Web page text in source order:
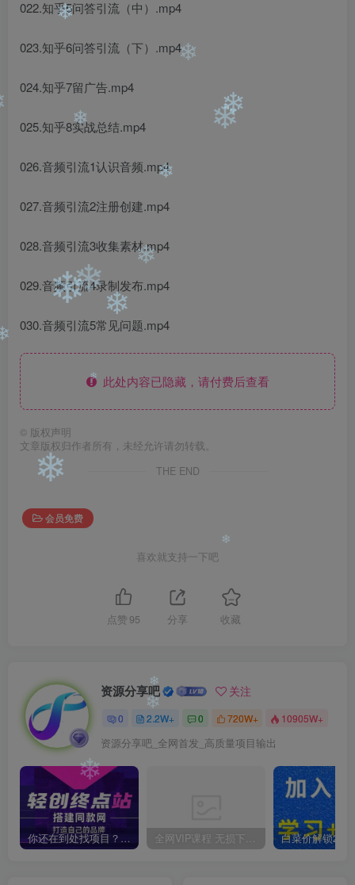
022.知乎5问答引流（中）.mp4
023.知乎6问答引流（下）.mp4
024.知乎7留广告.mp4
025.知乎8实战总结.mp4
026.音频引流1认识音频.mp4
027.音频引流2注册创建.mp4
028.音频引流3收集素材.mp4
029.音频引流4录制发布.mp4
030.音频引流5常见问题.mp4
此处内容已隐藏，请付费后查看
© 版权声明
文章版权归作者所有，未经允许请勿转载。
THE END
会员免费
喜欢就支持一下吧
点赞 95 分享 收藏
资源分享吧 关注
0 2.2W+ 0 720W+ 10905W+
资源分享吧_全网首发_高质量项目输出
你还在到处找项目？还在当韭菜？我靠卖项目一个月收入5万+，曾经我也是个失败者。 全网VIP课程 无损下载~
❄
❄
❄
❄
❄
❄
❄
❄
❄
❄
❄
❄
❄